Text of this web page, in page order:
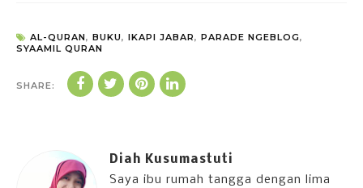
AL-QURAN, BUKU, IKAPI JABAR, PARADE NGEBLOG,
SYAAMIL QURAN
SHARE:
Diah Kusumastuti
Saya ibu rumah tangga dengan lima